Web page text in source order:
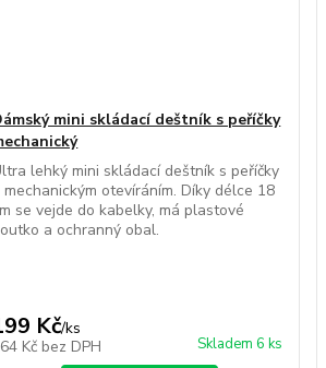
mini skládací deštník s peříčky
lehký mini skládací deštník s peříčky
mechanickým otevíráním. Díky délce 18
se vejde do kabelky, má plastové
a ochranný obal.
Kč/ks
Kč bez DPH Skladem 6 ks